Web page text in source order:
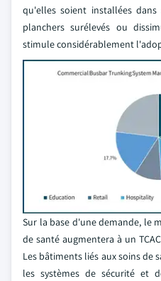
qu'elles soient installées dans
planchers surélevés ou
stimule considérablement
Sur la base d'une demande, le
de santé augmentera à un
Les bâtiments liés aux soins de
les systèmes de sécurité et